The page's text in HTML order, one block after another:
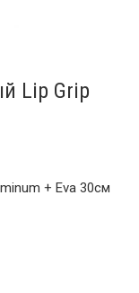
Lip Grip
+ Eva 30см